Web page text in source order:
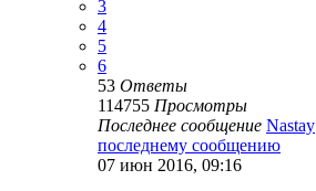
3
4
5
6
53 Ответы
114755 Просмотры
Последнее сообщение Nastay
последнему сообщению
07 июн 2016, 09:16